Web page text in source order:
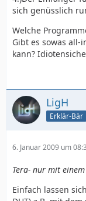
sich genüsslich
Welche
Gibt es sowas
kann?
LigH
Erklär-Bär
6. Januar 2009 um
Tera- nur mit
Einfach lassen